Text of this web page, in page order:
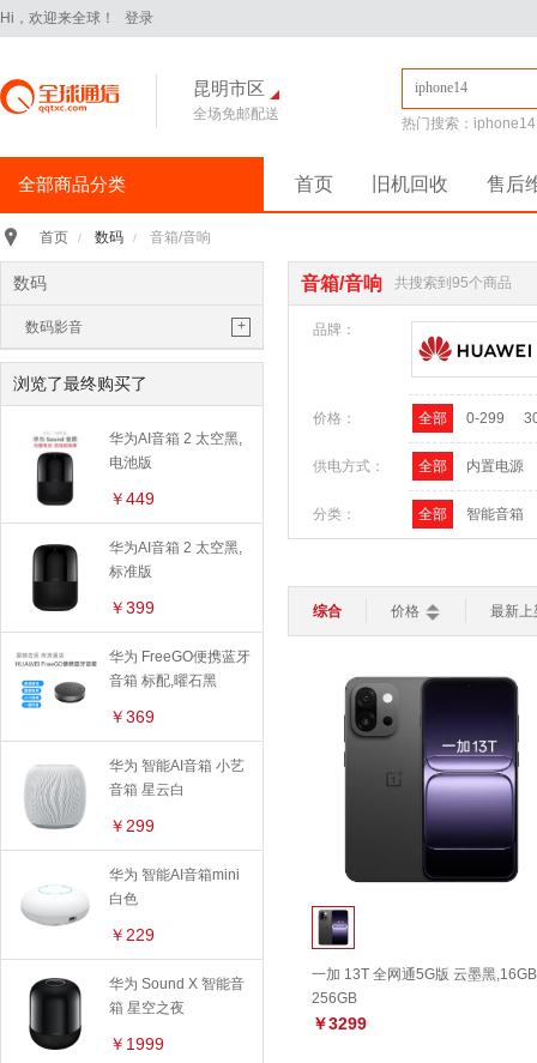
Hi，欢迎来全球！ 登录
昆明市区
全场免邮配送
热门搜索： iphone14
全部商品分类
手机通讯
iPhone16Pro
华为Pura70
华为 nova14 Pro
平板电脑
>
小米 Pad 7 Pro 11.2英寸
华为 MatePad Pro 2025款
保护膜
保护壳 数据线
华为
电脑办公
>
平板电脑
轻薄本
游戏本
键盘 鼠标
智能家居
智能电视
智能安防
智能穿戴
智能手表
智能手环 儿童手表
首页 旧机回收 售后
首页 / 数码 / 音箱/音响
数码
数码影音 +
音箱/音响
摄影摄像
播放器/翻译机
浏览了最终购买了
华为AI音箱 2 太空黑,
电池版
￥449
华为AI音箱 2 太空黑,
标准版
￥399
华为 FreeGO便携蓝牙
音箱 标配,曜石黑
￥369
华为 智能AI音箱 小艺
音箱 星云白
￥299
华为 智能AI音箱mini
白色
￥229
华为 Sound X 智能音
箱 星空之夜
￥1999
音箱/音响 共搜索到95个商品
品牌：
价格： 全部 0-299
供电方式： 全部 内置电源
分类： 全部 智能音箱
声道系统： 全部 2.0声道
特色功能：
使用场景： 全部 家居音箱
综合 价格 最新上
一加 13T 全网通5G版 云墨黑
256GB
￥3299